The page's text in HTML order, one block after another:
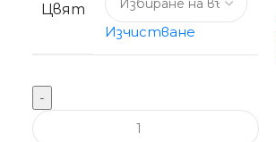
Цвят
Изчистване
-